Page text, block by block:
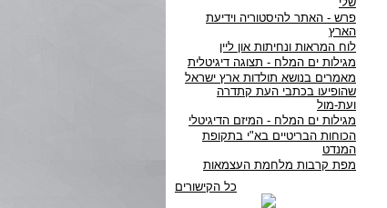
פרש - האתר להיסטוריה וידיעת
הארץ
לוח המראות ונחיתות און ליין
מגילות ים המלח - תצוגה דיגיטלית
מאמרים בנושא תולדות ארץ ישראל
שהופיעו בכתבי העת קתדרה
ועת-מול
מגילות ים המלח - המיזם הדיגיטלי
הכוחות הבריטיים בא"י בתקופת
המנדט
מפת קרבות מלחמת העצמאות
כל הקישורים